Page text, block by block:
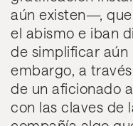
aún existen—,
el abismo e iban
de simplificar aún
embargo, a
de un aficionado
con las claves de